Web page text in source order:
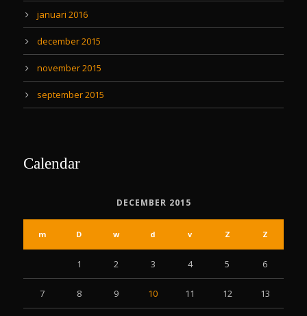
januari 2016
december 2015
november 2015
september 2015
Calendar
DECEMBER 2015
m D w d v Z Z
1 2 3 4 5 6
7 8 9 10 11 12 13